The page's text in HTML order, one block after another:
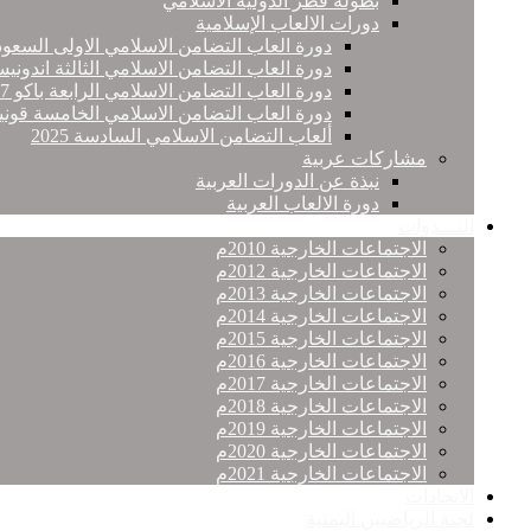
دورات الالعاب الإسلامية
دورة العاب التضامن الاسلامي الاولى
دورة العاب التضامن الاسلامي الثالثة
دورة العاب التضامن الاسلامي الرابعة باكو 2017
دورة العاب التضامن الاسلامي الخامسة
ألعاب التضامن الاسلامي السادسة 2025
مشاركات عربية
نبذة عن الدورات العربية
دورة الالعاب العربية
الاجتماعات الخارجية 2010م
الاجتماعات الخارجية 2012م
الاجتماعات الخارجية 2013م
الاجتماعات الخارجية 2014م
الاجتماعات الخارجية 2015م
الاجتماعات الخارجية 2016م
الاجتماعات الخارجية 2017م
الاجتماعات الخارجية 2018م
الاجتماعات الخارجية 2019م
الاجتماعات الخارجية 2020م
الاجتماعات الخارجية 2021م